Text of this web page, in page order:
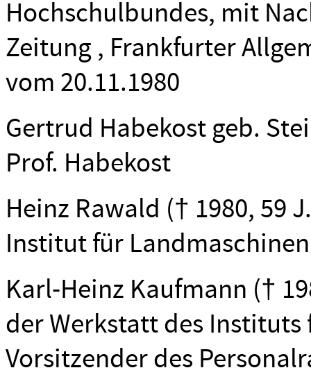
Hochschulbundes, mit
Zeitung , Frankfurter
vom 20.11.1980
Gertrud Habekost geb.
Prof. Habekost
Heinz Rawald († 1980, 59
Institut für Landmaschinen
Karl-Heinz Kaufmann (†
der Werkstatt des Instituts
Vorsitzender des